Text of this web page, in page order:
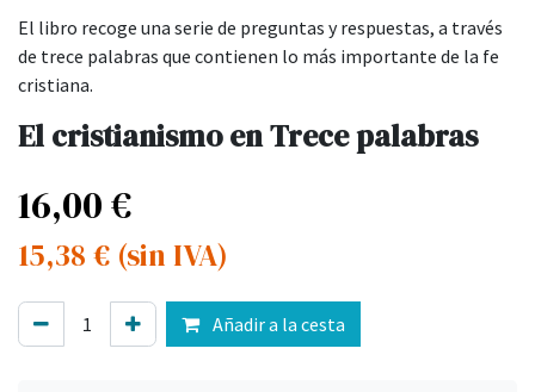
El libro recoge una serie de preguntas y respuestas, a través
de trece palabras que contienen lo más importante de la fe
cristiana.
El cristianismo en Trece palabras
16,00€
15,38 € (sin IVA)
Añadir a la cesta